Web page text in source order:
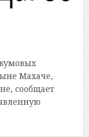
Махаче,
сообщает